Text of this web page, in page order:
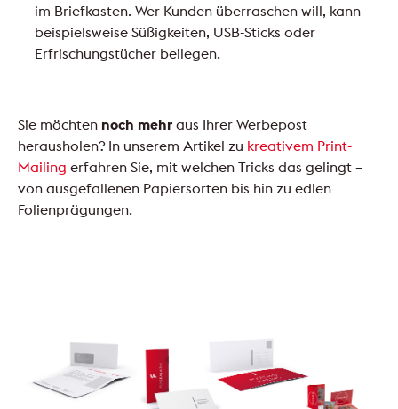
im Briefkasten. Wer Kunden überraschen will, kann
beispielsweise Süßigkeiten, USB-Sticks oder
Erfrischungstücher beilegen.
Sie möchten noch mehr aus Ihrer Werbepost
herausholen? In unserem Artikel zu kreativem Print-
Mailing erfahren Sie, mit welchen Tricks das gelingt –
von ausgefallenen Papiersorten bis hin zu edlen
Folienprägungen.